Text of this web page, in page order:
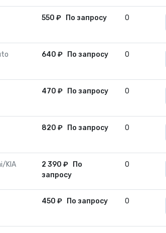
550 ₽ По запросу 0
640 ₽ По запросу 0
470 ₽ По запросу 0
820 ₽ По запросу 0
KIA 2 390 ₽
По
запросу
0
450 ₽ По запросу 0